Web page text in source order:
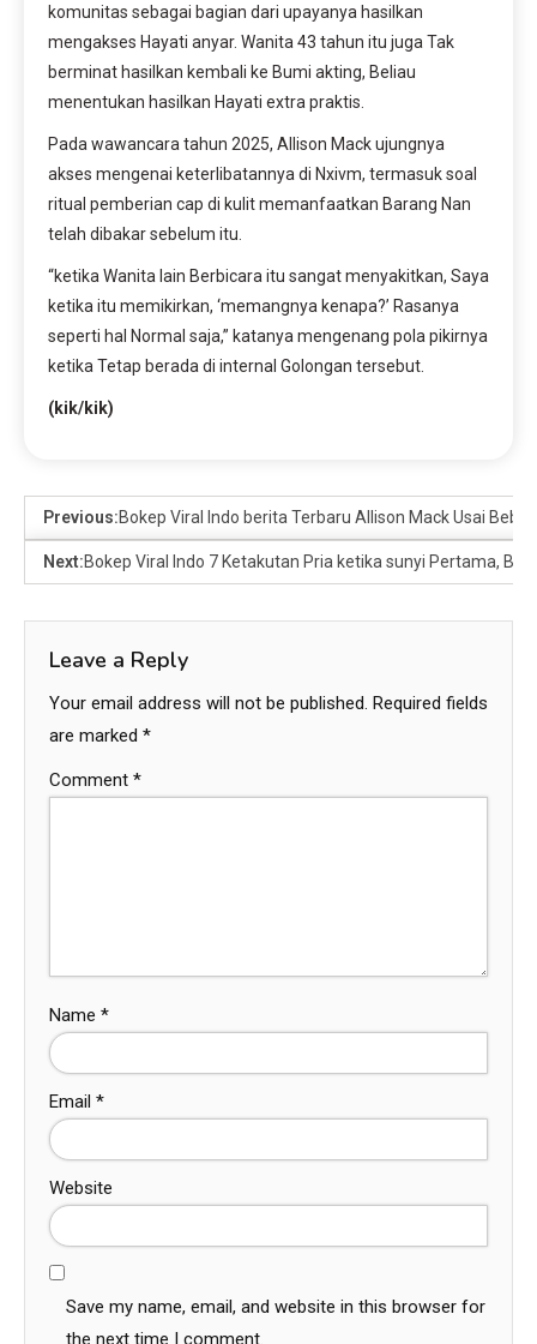
komunitas sebagai bagian dari upayanya hasilkan
mengakses Hayati anyar. Wanita 43 tahun itu juga Tak
berminat hasilkan kembali ke Bumi akting, Beliau
menentukan hasilkan Hayati extra praktis.
Pada wawancara tahun 2025, Allison Mack ujungnya
akses mengenai keterlibatannya di Nxivm, termasuk soal
ritual pemberian cap di kulit memanfaatkan Barang Nan
telah dibakar sebelum itu.
“ketika Wanita lain Berbicara itu sangat menyakitkan, Saya
ketika itu memikirkan, ‘memangnya kenapa?’ Rasanya
seperti hal Normal saja,” katanya mengenang pola pikirnya
ketika Tetap berada di internal Golongan tersebut.
(kik/kik)
Previous:Bokep Viral Indo berita Terbaru Allison Mack Usai
Next:Bokep Viral Indo 7 Ketakutan Pria ketika sunyi Pertama,
Leave a Reply
Your email address will not be published. Required fields
are marked *
Comment *
Name *
Email *
Website
Save my name, email, and website in this browser for
the next time I comment.